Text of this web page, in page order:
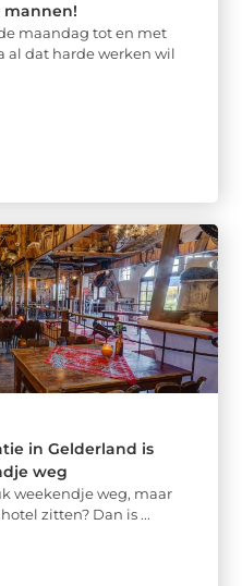
mannen!
maandag tot en met
al dat harde werken wil
in Gelderland is
weg
weekendje weg, maar
zitten? Dan is ...